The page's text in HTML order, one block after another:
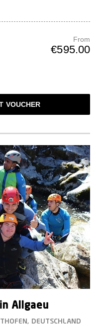
From
€595.00
VOUCHER
Allgaeu
DEUTSCHLAND